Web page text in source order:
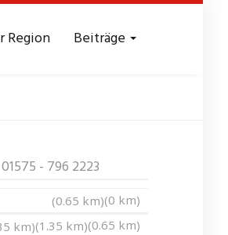
Region Beiträge
- 796 2223
(0 km)
(0.65 km)
(0.65 km)
(1.35 km)
km)